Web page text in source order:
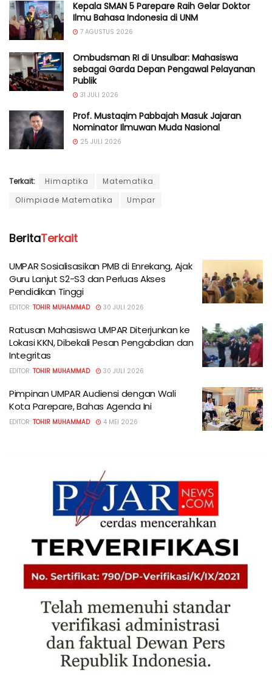
Kepala SMAN 5 Parepare Raih Gelar Doktor
Ilmu Bahasa Indonesia di UNM
7 AGUSTUS 2026
Ombudsman RI di Unsulbar: Mahasiswa
sebagai Garda Depan Pengawal Pelayanan
Publik
31 JULI 2026
Prof. Mustaqim Pabbajah Masuk Jajaran
Nominator Ilmuwan Muda Nasional
25 JULI 2026
Terkait: Himaptika
Matematika
Olimpiade Matematika
Umpar
BeritaTerkait
UMPAR Sosialisasikan PMB di Enrekang, Ajak
Guru Lanjut S2-S3 dan Perluas Akses
Pendidikan Tinggi
EDITOR: TOHIR MUHAMMAD 30 JULI 2026
Ratusan Mahasiswa UMPAR Diterjunkan ke
Lokasi KKN, Dibekali Pesan Pengabdian dan
Integritas
EDITOR: TOHIR MUHAMMAD 30 JULI 2026
Pimpinan UMPAR Audiensi dengan Wali
Kota Parepare, Bahas Agenda Ini
EDITOR: TOHIR MUHAMMAD 4 MEI 2026